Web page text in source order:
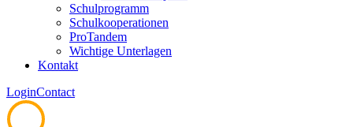
Schulprogramm
Schulkooperationen
ProTandem
Wichtige Unterlagen
Kontakt
LoginContact